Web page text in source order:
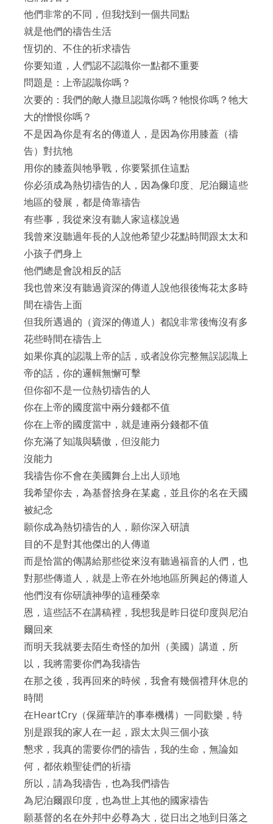
他們非常的不同，但我找到一個共同點
就是他們的禱告生活
恆切的、不住的祈求禱告
你要知道，人們認不認識你一點都不重要
問題是：上帝認識你嗎？
次要的：我們的敵人撒旦認識你嗎？牠恨你嗎？牠大
大的憎恨你嗎？
不是因為你是有名的傳道人，是因為你用膝蓋（禱
告）對抗牠
用你的膝蓋與牠爭戰，你要緊抓住這點
你必須成為熱切禱告的人，因為像印度、尼泊爾這些
地區的發展，都是倚靠禱告
有些事，我從來沒有聽人家這樣說過
我曾來沒聽過年長的人說他希望少花點時間跟太太和
小孩子們身上
他們總是會說相反的話
我也曾來沒有聽過資深的傳道人說他很後悔花太多時
間在禱告上面
但我所遇過的（資深的傳道人）都說非常後悔沒有多
花些時間在禱告上
如果你真的認識上帝的話，或者說你完整無誤認識上
帝的話，你的邏輯無懈可擊
但你卻不是一位熱切禱告的人
你在上帝的國度當中兩分錢都不值
你在上帝的國度當中，就是連兩分錢都不值
你充滿了知識與驕傲，但沒能力
沒能力
我禱告你不會在美國舞台上出人頭地
我希望你去，為基督捨身在某處，並且你的名在天國
被紀念
願你成為熱切禱告的人，願你深入研讀
目的不是對其他傑出的人傳道
而是恰當的傳講給那些從來沒有聽過福音的人們，也
對那些傳道人，就是上帝在外地地區所興起的傳道人
他們沒有你研讀神學的這種榮幸
恩，這些話不在講稿裡，我想我是昨日從印度與尼泊
爾回來
而明天我就要去陌生奇怪的加州（美國）講道，所
以，我將需要你們為我禱告
在那之後，我再回來的時候，我會有幾個禮拜休息的
時間
在HeartCry（保羅華許的事奉機構）一同歡樂，特
別是跟我的家人在一起，跟太太與三個小孩
懇求，我真的需要你們的禱告，我的生命，無論如
何，都依賴聖徒們的祈禱
所以，請為我禱告，也為我們禱告
為尼泊爾跟印度，也為世上其他的國家禱告
願基督的名在外邦中必尊為大，從日出之地到日落之